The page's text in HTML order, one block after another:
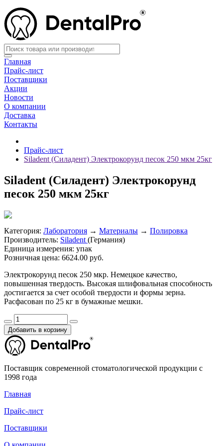
Главная
Прайс-лист
Поставщики
Акции
Новости
О компании
Доставка
Контакты
Прайс-лист
Siladent (Силадент) Электрокорунд песок 250 мкм 25кг
Siladent (Силадент) Электрокорунд
песок 250 мкм 25кг
Категория: Лаборатория → Материалы → Полировка
Производитель: Siladent (Германия)
Единица измерения: упак
Розничная цена: 6624.00 руб.
Электрокорунд песок 250 мкр. Немецкое качество,
повышенная твердость. Высокая шлифовальная способность
достигается за счет особой твердости и формы зерна.
Расфасован по 25 кг в бумажные мешки.
Добавить в корзину
Поставщик современной стоматологической продукции с
1998 года
Главная
Прайс-лист
Поставщики